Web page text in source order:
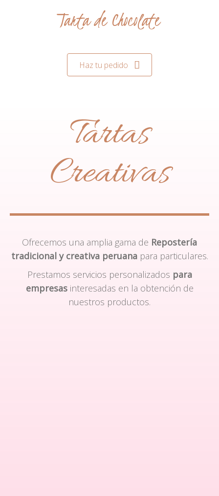
Tarta de Chocolate
Haz tu pedido
Tartas
Creativas
Ofrecemos una amplia gama de Repostería
tradicional y creativa peruanapara particulares.
Prestamos servicios personalizados para
empresasinteresadas en la obtención de
nuestros productos.